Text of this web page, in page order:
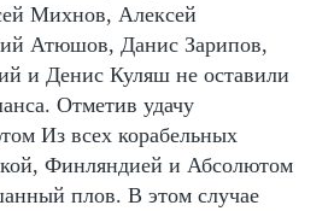
Михнов, Алексей
Атюшов, Данис Зарипов,
и Денис Куляш не оставили
Отметив удачу
Из всех корабельных
Финляндией и Абсолютом
плов. В этом случае